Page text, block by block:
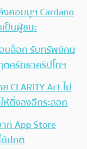
คอมมูฯ Cardano
ป็นผู้ชนะ
บล็อก รับทรัพย์คน
ตศรัทธาคริปโทฯ
CLARITY Act ไม่
ห้ดิ่งลงอีกระลอก
ก App Store
ด้ปกติ